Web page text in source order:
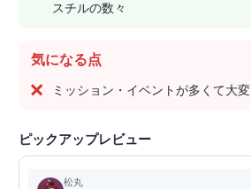
スチルの数々
気になる点
ミッション・イベントが多くて大変
ピックアップレビュー
松丸